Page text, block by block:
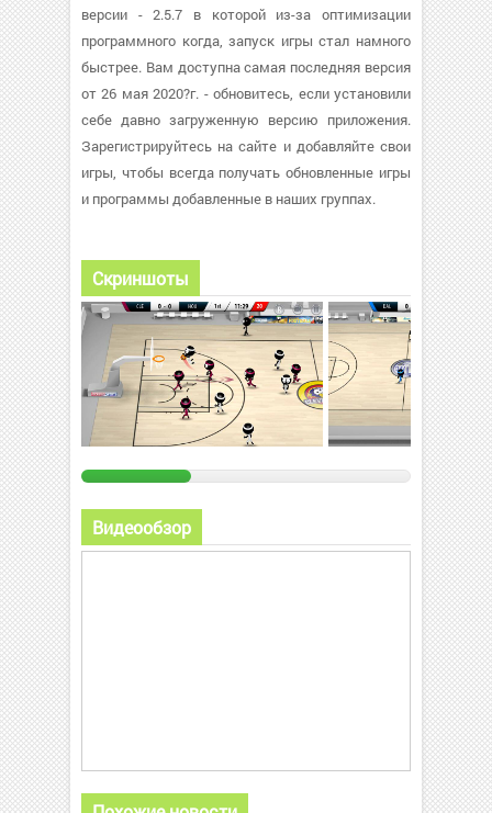
версии - 2.5.7 в которой из-за оптимизации
программного когда, запуск игры стал намного
быстрее. Вам доступна самая последняя версия
от 26 мая 2020?г. - обновитесь, если установили
себе давно загруженную версию приложения.
Зарегистрируйтесь на сайте и добавляйте свои
игры, чтобы всегда получать обновленные игры
и программы добавленные в наших группах.
Скриншоты
Видеообзор